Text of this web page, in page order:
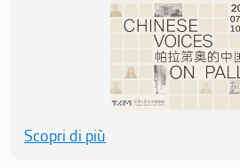
Scopri di più